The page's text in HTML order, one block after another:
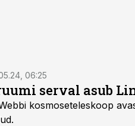
06:25
serval asub
kosmoseteleskoop